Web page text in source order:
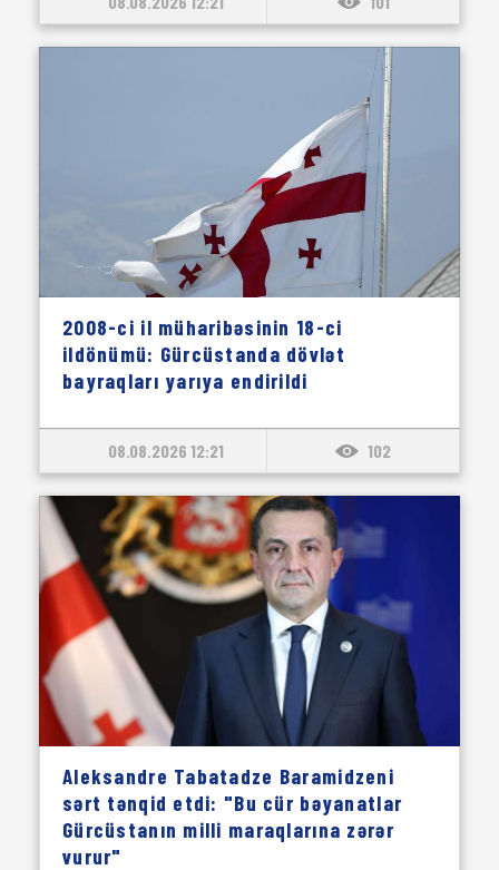
2008-ci il müharibəsinin 18-ci
ildönümü: Gürcüstanda dövlət
bayraqları yarıya endirildi
08.08.2026 12:21 102
Aleksandre Tabatadze Baramidzeni
sərt tənqid etdi: "Bu cür bəyanatlar
Gürcüstanın milli maraqlarına zərər
vurur"